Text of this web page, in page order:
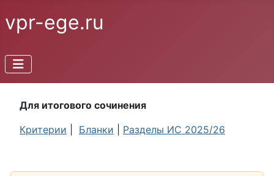
vpr-ege.ru
Для итогового сочинения
Критерии
Бланки Разделы ИС 2025/26